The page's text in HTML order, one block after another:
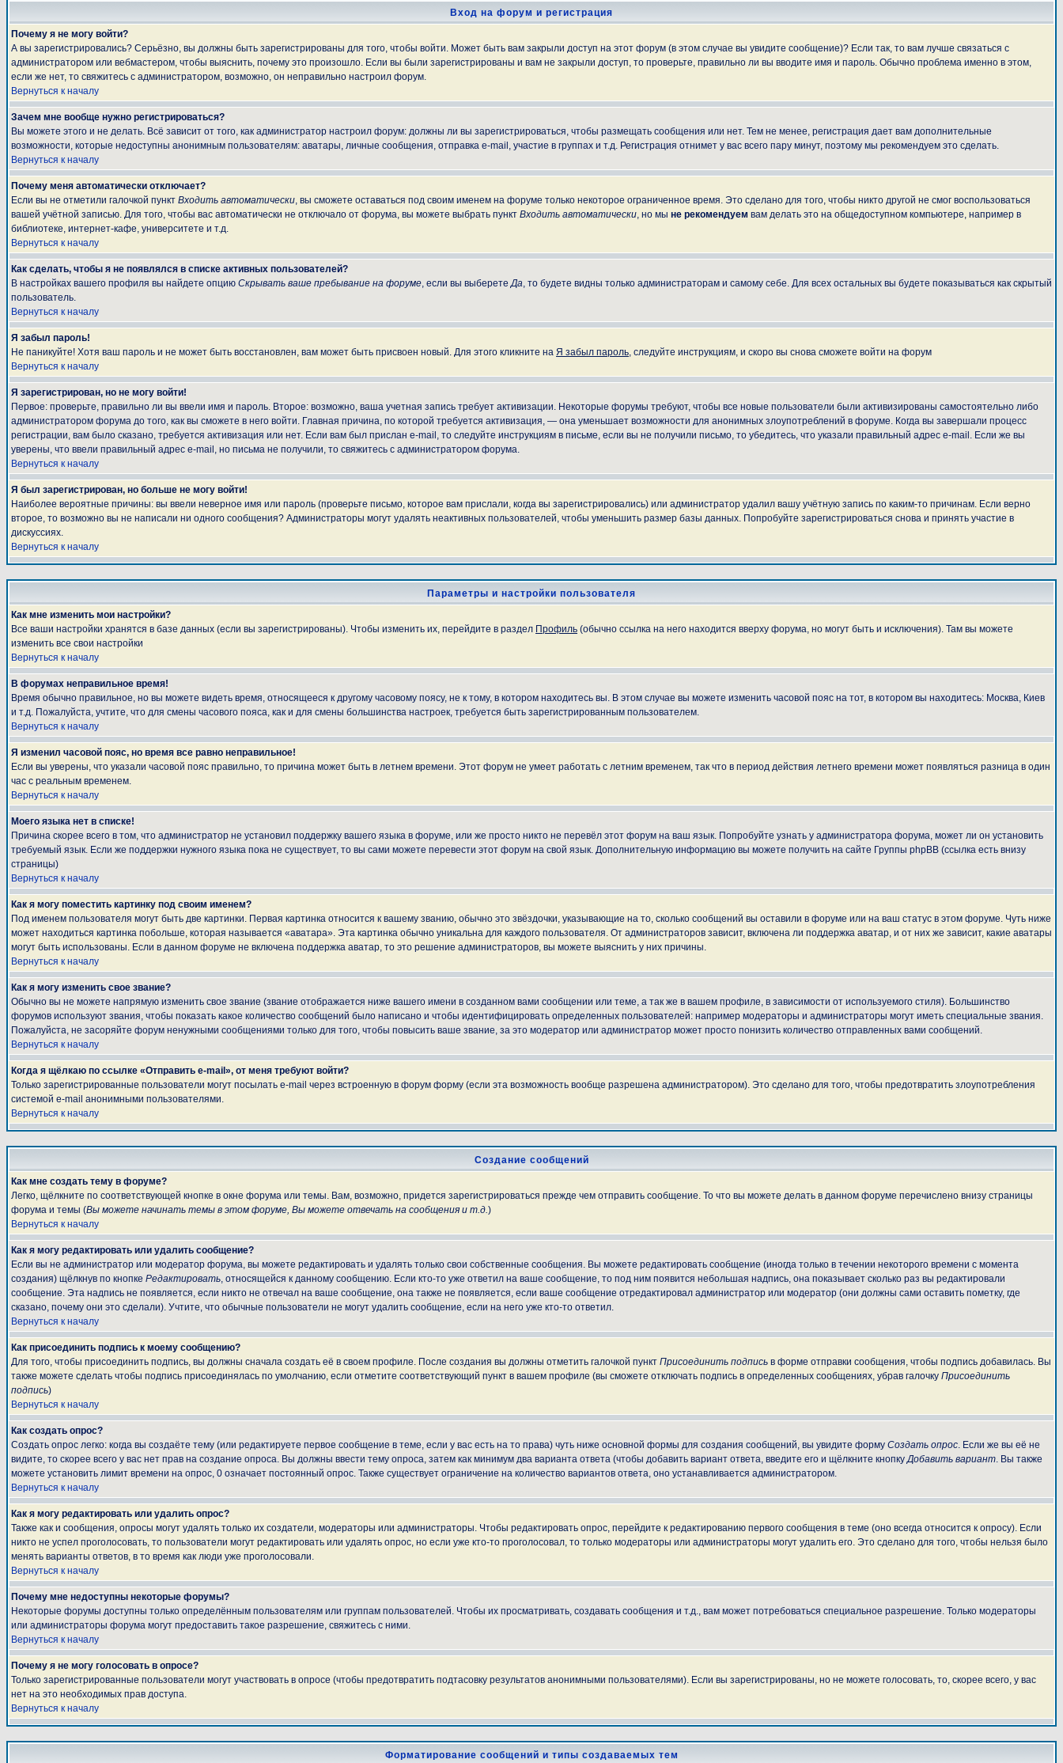
Вход на форум и регистрация
Почему я не могу войти?
А вы зарегистрировались? Серьёзно, вы должны быть зарегистрированы для того, чтобы войти. Может быть вам закрыли доступ на этот форум (в этом случае вы увидите сообщение)? Если так, то вам лучше связаться с
администратором или вебмастером, чтобы выяснить, почему это произошло. Если вы были зарегистрированы и вам не закрыли доступ, то проверьте, правильно ли вы вводите имя и пароль. Обычно проблема именно в этом,
если же нет, то свяжитесь с администратором, возможно, он неправильно настроил форум.
Вернуться к началу
Зачем мне вообще нужно регистрироваться?
Вы можете этого и не делать. Всё зависит от того, как администратор настроил форум: должны ли вы зарегистрироваться, чтобы размещать сообщения или нет. Тем не менее, регистрация дает вам дополнительные
возможности, которые недоступны анонимным пользователям: аватары, личные сообщения, отправка e-mail, участие в группах и т.д. Регистрация отнимет у вас всего пару минут, поэтому мы рекомендуем это сделать.
Вернуться к началу
Почему меня автоматически отключает?
Если вы не отметили галочкой пункт Входить автоматически, вы сможете оставаться под своим именем на форуме только некоторое ограниченное время. Это сделано для того, чтобы никто другой не смог воспользоваться
вашей учётной записью. Для того, чтобы вас автоматически не отключало от форума, вы можете выбрать пункт Входить автоматически, но мы не рекомендуем вам делать это на общедоступном компьютере, например в
библиотеке, интернет-кафе, университете и т.д.
Вернуться к началу
Как сделать, чтобы я не появлялся в списке активных пользователей?
В настройках вашего профиля вы найдете опцию Скрывать ваше пребывание на форуме, если вы выберетеДа, то будете видны только администраторам и самому себе. Для всех остальных вы будете показываться как скрытый
пользователь.
Вернуться к началу
Я забыл пароль!
Не паникуйте! Хотя ваш пароль и не может быть восстановлен, вам может быть присвоен новый. Для этого кликните на Я забыл пароль, следуйте инструкциям, и скоро вы снова сможете войти на форум
Вернуться к началу
Я зарегистрирован, но не могу войти!
Первое: проверьте, правильно ли вы ввели имя и пароль. Второе: возможно, ваша учетная запись требует активизации. Некоторые форумы требуют, чтобы все новые пользователи были активизированы самостоятельно либо
администратором форума до того, как вы сможете в него войти. Главная причина, по которой требуется активизация, — она уменьшает возможности для анонимных злоупотреблений в форуме. Когда вы завершали процесс
регистрации, вам было сказано, требуется активизация или нет. Если вам был прислан e-mail, то следуйте инструкциям в письме, если вы не получили письмо, то убедитесь, что указали правильный адрес e-mail. Если же вы
уверены, что ввели правильный адрес e-mail, но письма не получили, то свяжитесь с администратором форума.
Вернуться к началу
Я был зарегистрирован, но больше не могу войти!
Наиболее вероятные причины: вы ввели неверное имя или пароль (проверьте письмо, которое вам прислали, когда вы зарегистрировались) или администратор удалил вашу учётную запись по каким-то причинам. Если верно
второе, то возможно вы не написали ни одного сообщения? Администраторы могут удалять неактивных пользователей, чтобы уменьшить размер базы данных. Попробуйте зарегистрироваться снова и принять участие в
дискуссиях.
Вернуться к началу
Параметры и настройки пользователя
Как мне изменить мои настройки?
Все ваши настройки хранятся в базе данных (если вы зарегистрированы). Чтобы изменить их, перейдите в раздел Профиль (обычно ссылка на него находится вверху форума, но могут быть и исключения). Там вы можете
изменить все свои настройки
Вернуться к началу
В форумах неправильное время!
Время обычно правильное, но вы можете видеть время, относящееся к другому часовому поясу, не к тому, в котором находитесь вы. В этом случае вы можете изменить часовой пояс на тот, в котором вы находитесь: Москва, Киев
и т.д. Пожалуйста, учтите, что для смены часового пояса, как и для смены большинства настроек, требуется быть зарегистрированным пользователем.
Вернуться к началу
Я изменил часовой пояс, но время все равно неправильное!
Если вы уверены, что указали часовой пояс правильно, то причина может быть в летнем времени. Этот форум не умеет работать с летним временем, так что в период действия летнего времени может появляться разница в один
час с реальным временем.
Вернуться к началу
Моего языка нет в списке!
Причина скорее всего в том, что администратор не установил поддержку вашего языка в форуме, или же просто никто не перевёл этот форум на ваш язык. Попробуйте узнать у администратора форума, может ли он установить
требуемый язык. Если же поддержки нужного языка пока не существует, то вы сами можете перевести этот форум на свой язык. Дополнительную информацию вы можете получить на сайте Группы phpBB (ссылка есть внизу
страницы)
Вернуться к началу
Как я могу поместить картинку под своим именем?
Под именем пользователя могут быть две картинки. Первая картинка относится к вашему званию, обычно это звёздочки, указывающие на то, сколько сообщений вы оставили в форуме или на ваш статус в этом форуме. Чуть ниже
может находиться картинка побольше, которая называется «аватара». Эта картинка обычно уникальна для каждого пользователя. От администраторов зависит, включена ли поддержка аватар, и от них же зависит, какие аватары
могут быть использованы. Если в данном форуме не включена поддержка аватар, то это решение администраторов, вы можете выяснить у них причины.
Вернуться к началу
Как я могу изменить свое звание?
Обычно вы не можете напрямую изменить свое звание (звание отображается ниже вашего имени в созданном вами сообщении или теме, а так же в вашем профиле, в зависимости от используемого стиля). Большинство
форумов используют звания, чтобы показать какое количество сообщений было написано и чтобы идентифицировать определенных пользователей: например модераторы и администраторы могут иметь специальные звания.
Пожалуйста, не засоряйте форум ненужными сообщениями только для того, чтобы повысить ваше звание, за это модератор или администратор может просто понизить количество отправленных вами сообщений.
Вернуться к началу
Когда я щёлкаю по ссылке «Отправить e-mail», от меня требуют войти?
Только зарегистрированные пользователи могут посылать e-mail через встроенную в форум форму (если эта возможность вообще разрешена администратором). Это сделано для того, чтобы предотвратить злоупотребления
системой e-mail анонимными пользователями.
Вернуться к началу
Создание сообщений
Как мне создать тему в форуме?
Легко, щёлкните по соответствующей кнопке в окне форума или темы. Вам, возможно, придется зарегистрироваться прежде чем отправить сообщение. То что вы можете делать в данном форуме перечислено внизу страницы
форума и темы (Вы можете начинать темы в этом форуме, Вы можете отвечать на сообщения и т.д.)
Вернуться к началу
Как я могу редактировать или удалить сообщение?
Если вы не администратор или модератор форума, вы можете редактировать и удалять только свои собственные сообщения. Вы можете редактировать сообщение (иногда только в течении некоторого времени с момента
создания) щёлкнув по кнопке Редактировать, относящейся к данному сообщению. Если кто-то уже ответил на ваше сообщение, то под ним появится небольшая надпись, она показывает сколько раз вы редактировали
сообщение. Эта надпись не появляется, если никто не отвечал на ваше сообщение, она также не появляется, если ваше сообщение отредактировал администратор или модератор (они должны сами оставить пометку, где
сказано, почему они это сделали). Учтите, что обычные пользователи не могут удалить сообщение, если на него уже кто-то ответил.
Вернуться к началу
Как присоединить подпись к моему сообщению?
Для того, чтобы присоединить подпись, вы должны сначала создать её в своем профиле. После создания вы должны отметить галочкой пункт Присоединить подпись в форме отправки сообщения, чтобы подпись добавилась. Вы
также можете сделать чтобы подпись присоединялась по умолчанию, если отметите соответствующий пункт в вашем профиле (вы сможете отключать подпись в определенных сообщениях, убрав галочку Присоединить
подпись)
Вернуться к началу
Как создать опрос?
Создать опрос легко: когда вы создаёте тему (или редактируете первое сообщение в теме, если у вас есть на то права) чуть ниже основной формы для создания сообщений, вы увидите форму Создать опрос. Если же вы её не
видите, то скорее всего у вас нет прав на создание опроса. Вы должны ввести тему опроса, затем как минимум два варианта ответа (чтобы добавить вариант ответа, введите его и щёлкните кнопкуДобавить вариант. Вы также
можете установить лимит времени на опрос, 0 означает постоянный опрос. Также существует ограничение на количество вариантов ответа, оно устанавливается администратором.
Вернуться к началу
Как я могу редактировать или удалить опрос?
Также как и сообщения, опросы могут удалять только их создатели, модераторы или администраторы. Чтобы редактировать опрос, перейдите к редактированию первого сообщения в теме (оно всегда относится к опросу). Если
никто не успел проголосовать, то пользователи могут редактировать или удалять опрос, но если уже кто-то проголосовал, то только модераторы или администраторы могут удалить его. Это сделано для того, чтобы нельзя было
менять варианты ответов, в то время как люди уже проголосовали.
Вернуться к началу
Почему мне недоступны некоторые форумы?
Некоторые форумы доступны только определённым пользователям или группам пользователей. Чтобы их просматривать, создавать сообщения и т.д., вам может потребоваться специальное разрешение. Только модераторы
или администраторы форума могут предоставить такое разрешение, свяжитесь с ними.
Вернуться к началу
Почему я не могу голосовать в опросе?
Только зарегистрированные пользователи могут участвовать в опросе (чтобы предотвратить подтасовку результатов анонимными пользователями). Если вы зарегистрированы, но не можете голосовать, то, скорее всего, у вас
нет на это необходимых прав доступа.
Вернуться к началу
Форматирование сообщений и типы создаваемых тем